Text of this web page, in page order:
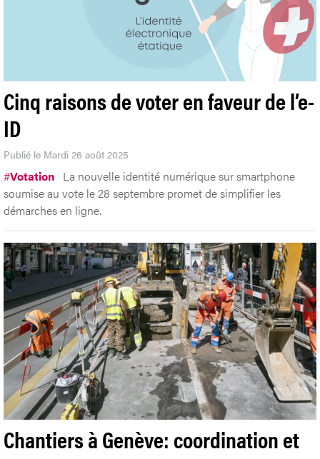
Cinq raisons de voter en faveur de l’e-
ID
Publié le Mardi 26 août 2025
#Votation La nouvelle identité numérique sur smartphone
soumise au vote le 28 septembre promet de simplifier les
démarches en ligne.
Chantiers à Genève: coordination et